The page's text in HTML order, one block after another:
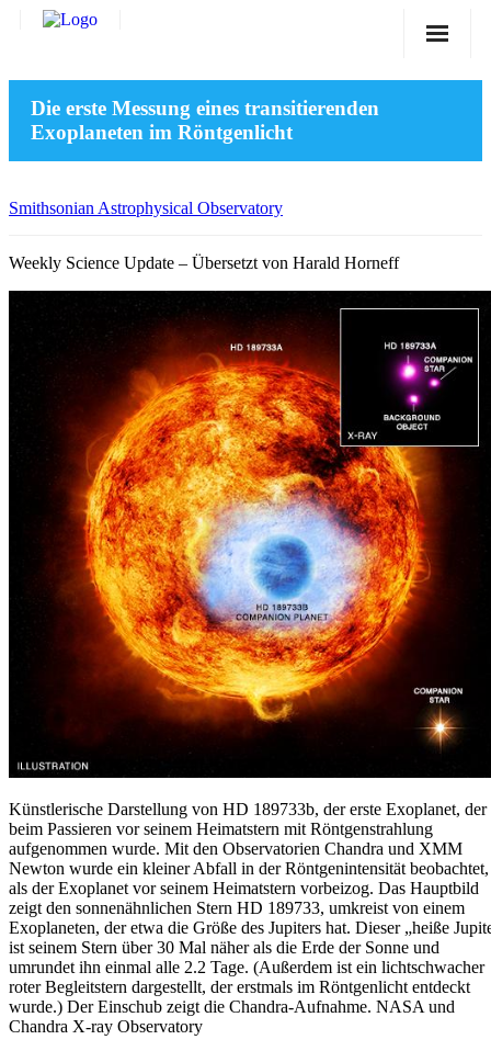
Sternwarte
Veranstaltungen
Verein
Blog
Anfahrt
Kontakt
Die erste Messung eines transitierenden
Exoplaneten im Röntgenlicht
Smithsonian Astrophysical Observatory
Weekly Science Update – Übersetzt von Harald Horneff
Künstlerische Darstellung von HD 189733b, der erste Exoplanet, der
beim Passieren vor seinem Heimatstern mit Röntgenstrahlung
aufgenommen wurde. Mit den Observatorien Chandra und XMM
Newton wurde ein kleiner Abfall in der Röntgenintensität beobachtet,
als der Exoplanet vor seinem Heimatstern vorbeizog. Das Hauptbild
zeigt den sonnenähnlichen Stern HD 189733, umkreist von einem
Exoplaneten, der etwa die Größe des Jupiters hat. Dieser „heiße
ist seinem Stern über 30 Mal näher als die Erde der Sonne und
umrundet ihn einmal alle 2.2 Tage. (Außerdem ist ein lichtschwacher
roter Begleitstern dargestellt, der erstmals im Röntgenlicht entdeckt
wurde.) Der Einschub zeigt die Chandra-Aufnahme. NASA und
Chandra X-ray Observatory